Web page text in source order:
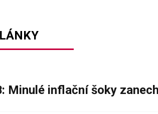
Minulé inflační šoky